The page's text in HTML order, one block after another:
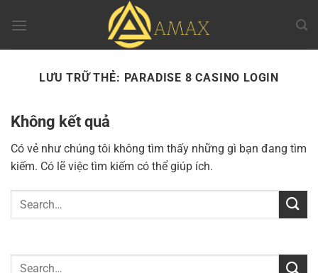
đến
LƯU TRỮ THẺ: PARADISE 8 CASINO LOGIN
Không kết quả
Có vẻ như chúng tôi không tìm thấy những gì bạn đang tìm
kiếm. Có lẽ việc tìm kiếm có thể giúp ích.